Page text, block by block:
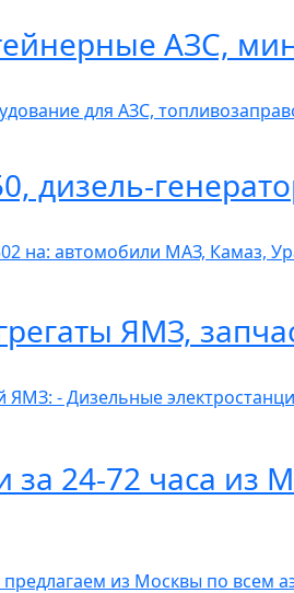
АЗС,
для АЗС,
дизель-
на: автомобили МАЗ, Камаз,
ЯМЗ,
ЯМЗ: - Дизельные
за 24-72 часа из
из Москвы по всем